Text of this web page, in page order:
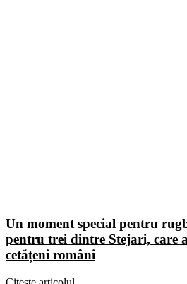
Un moment special pentru
pentru trei dintre Stejari, care
cetățeni români